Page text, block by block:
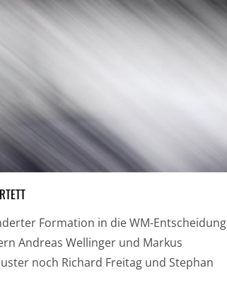
Formation in die WM-Entscheidung
Andreas Wellinger und Markus
noch Richard Freitag und Stephan